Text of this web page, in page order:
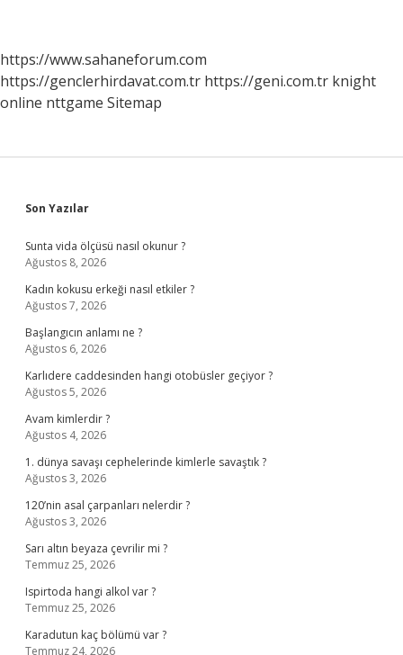
https://www.sahaneforum.com
https://genclerhirdavat.com.tr https://geni.com.tr knight
online nttgame Sitemap
Sidebar
Son Yazılar
Sunta vida ölçüsü nasıl okunur ?
Ağustos 8, 2026
Kadın kokusu erkeği nasıl etkiler ?
Ağustos 7, 2026
Başlangıcın anlamı ne ?
Ağustos 6, 2026
Karlıdere caddesinden hangi otobüsler geçiyor ?
Ağustos 5, 2026
Avam kimlerdir ?
Ağustos 4, 2026
1. dünya savaşı cephelerinde kimlerle savaştık ?
Ağustos 3, 2026
120’nin asal çarpanları nelerdir ?
Ağustos 3, 2026
Sarı altın beyaza çevrilir mi ?
Temmuz 25, 2026
Ispirtoda hangi alkol var ?
Temmuz 25, 2026
Karadutun kaç bölümü var ?
Temmuz 24, 2026